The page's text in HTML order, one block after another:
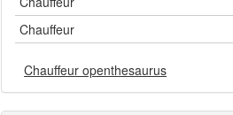
Chauffeur
Chauffeur openthesaurus